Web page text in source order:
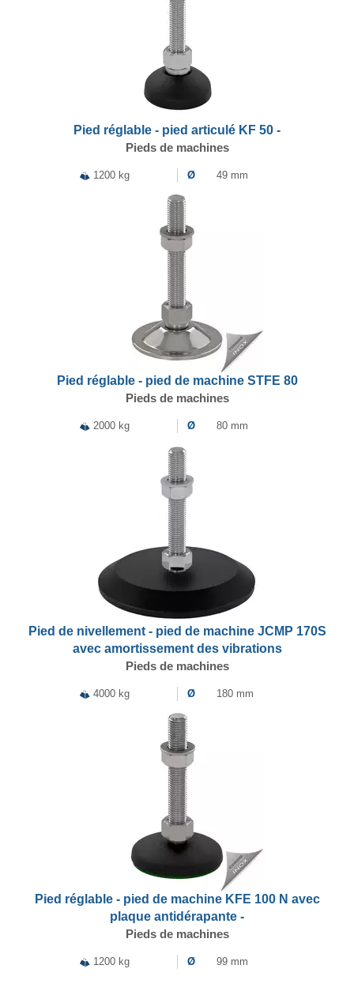
Pied réglable - pied articulé KF 50 -
Pieds de machines
1200 kg Ø 49 mm
Pied réglable - pied de machine STFE 80
Pieds de machines
2000 kg Ø 80 mm
Pied de nivellement - pied de machine JCMP 170S
avec amortissement des vibrations
Pieds de machines
4000 kg Ø 180 mm
Pied réglable - pied de machine KFE 100 N avec
plaque antidérapante -
Pieds de machines
1200 kg Ø 99 mm